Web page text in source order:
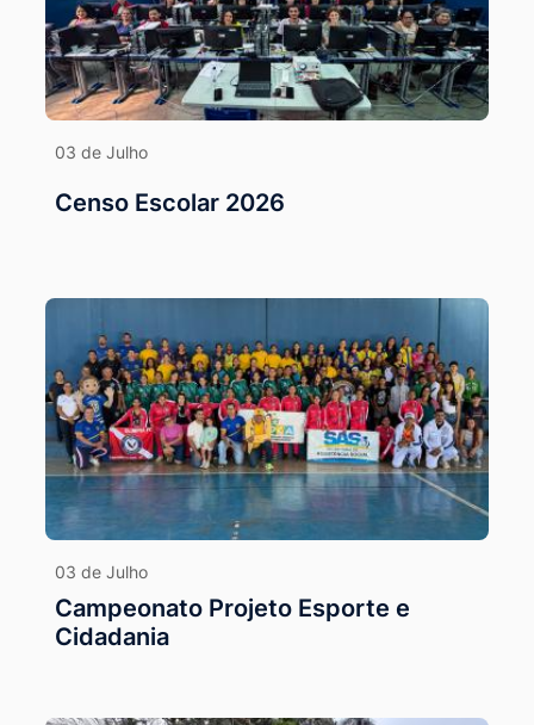
03 de Julho
Censo Escolar 2026
03 de Julho
Campeonato Projeto Esporte e
Cidadania